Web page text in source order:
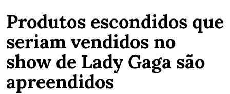
Produtos escondidos que
seriam vendidos no
show de Lady Gaga são
apreendidos